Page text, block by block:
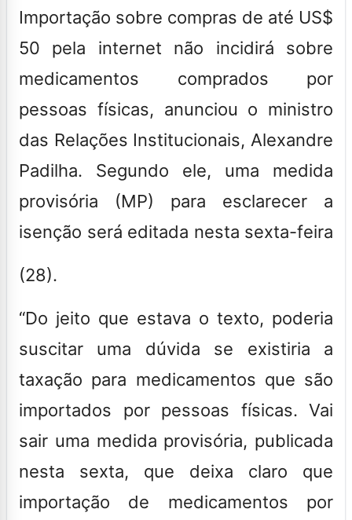
Importação sobre compras de até US$
50 pela internet não incidirá sobre
medicamentos comprados por
pessoas físicas, anunciou o ministro
das Relações Institucionais, Alexandre
Padilha. Segundo ele, uma medida
provisória (MP) para esclarecer a
isenção será editada nesta sexta-feira
(28).
“Do jeito que estava o texto, poderia
suscitar uma dúvida se existiria a
taxação para medicamentos que são
importados por pessoas físicas. Vai
sair uma medida provisória, publicada
nesta sexta, que deixa claro que
importação de medicamentos por